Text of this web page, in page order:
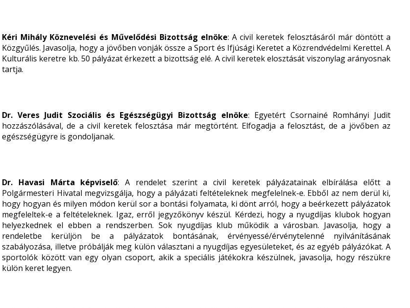
Kéri Mihály Köznevelési és Művelődési Bizottság elnöke: A civil keretek felosztásáról már döntött a
Közgyűlés. Javasolja, hogy a jövőben vonják össze a Sport és Ifjúsági Keretet a Közrendvédelmi Kerettel. A
Kulturális keretre kb. 50 pályázat érkezett a bizottság elé. A civil keretek elosztását viszonylag arányosnak
tartja.
Dr. Veres Judit Szociális és Egészségügyi Bizottság elnöke: Egyetért Csornainé Romhányi Judit
hozzászólásával, de a civil keretek felosztása már megtörtént. Elfogadja a felosztást, de a jövőben az
egészségügyre is gondoljanak.
Dr. Havasi Márta képviselő: A rendelet szerint a civil keretek pályázatainak elbírálása előtt a
Polgármesteri Hivatal megvizsgálja, hogy a pályázati feltételeknek megfelelnek-e. Ebből az nem derül ki,
hogy hogyan és milyen módon kerül sor a bontási folyamata, ki dönt arról, hogy a beérkezett pályázatok
megfeleltek-e a feltételeknek. Igaz, erről jegyzőkönyv készül. Kérdezi, hogy a nyugdíjas klubok hogyan
helyezkednek el ebben a rendszerben. Sok nyugdíjas klub működik a városban. Javasolja, hogy a
rendeletbe kerüljön be a pályázatok bontásának, érvényessé/érvénytelenné nyilvánításának
szabályozása, illetve próbálják meg külön választani a nyugdíjas egyesületeket, és az egyéb pályázókat. A
sportolók között van egy olyan csoport, akik a speciális játékokra készülnek, javasolja, hogy részükre
külön keret legyen.